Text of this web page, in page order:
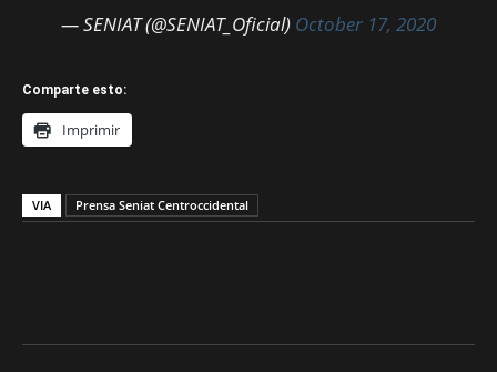
— SENIAT (@SENIAT_Oficial) October 17, 2020
Comparte esto:
Imprimir
VIA Prensa Seniat Centroccidental